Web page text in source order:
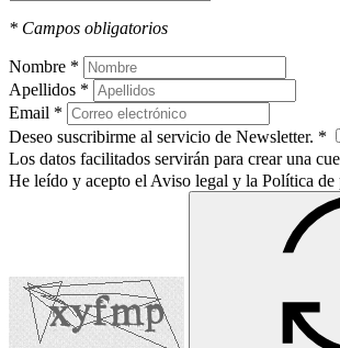
* Campos obligatorios
Nombre *
Apellidos *
Email *
Deseo suscribirme al servicio de Newsletter. *
Los datos facilitados servirán para crear una
He leído y acepto el Aviso legal y la Política